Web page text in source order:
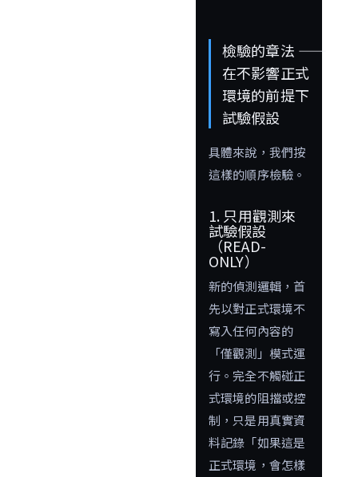
檢驗的章法 ――
在不影響正式
環境的前提下
試驗假設
具體來說，我們按
這樣的順序檢驗。
1. 只用觀測來
試驗假設
（READ-
ONLY）
新的偵測邏輯，首
先以對正式環境不
寫入任何內容的
「僅觀測」模式運
行。完全不觸碰正
式環境的阻擋或控
制，只是用真實資
料記錄「如果這是
正式環境，會怎樣